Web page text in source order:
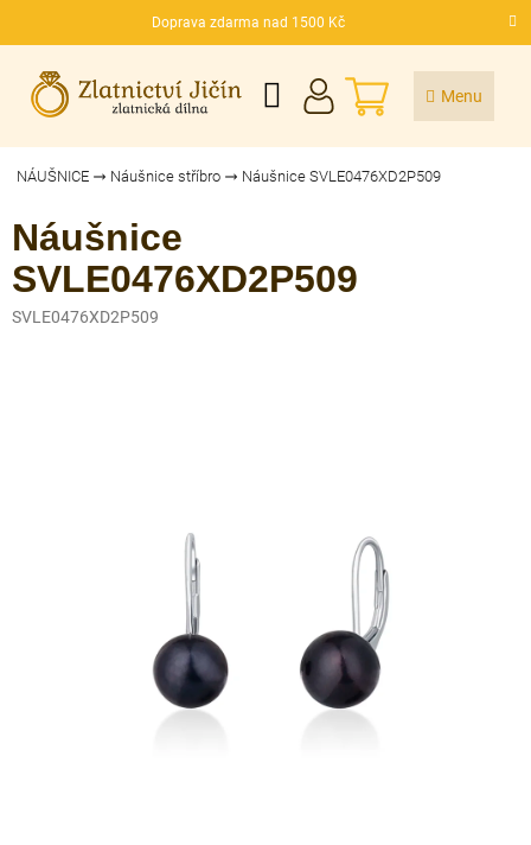
Doprava zdarma nad 1500 Kč
CZK
NÁKUPNÍ
KOŠÍK
NÁUŠNICE Náušnice stříbro Náušnice SVLE0476XD2P509
Náušnice
SVLE0476XD2P509
SVLE0476XD2P509